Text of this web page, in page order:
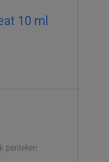
10 ml
pénteken